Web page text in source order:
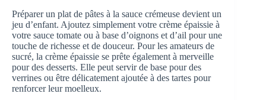
Préparer un plat de pâtes à la sauce crémeuse devient un
jeu d’enfant. Ajoutez simplement votre crème épaissie à
votre sauce tomate ou à base d’oignons et d’ail pour une
touche de richesse et de douceur. Pour les amateurs de
sucré, la crème épaissie se prête également à merveille
pour des desserts. Elle peut servir de base pour des
verrines ou être délicatement ajoutée à des tartes pour
renforcer leur moelleux.